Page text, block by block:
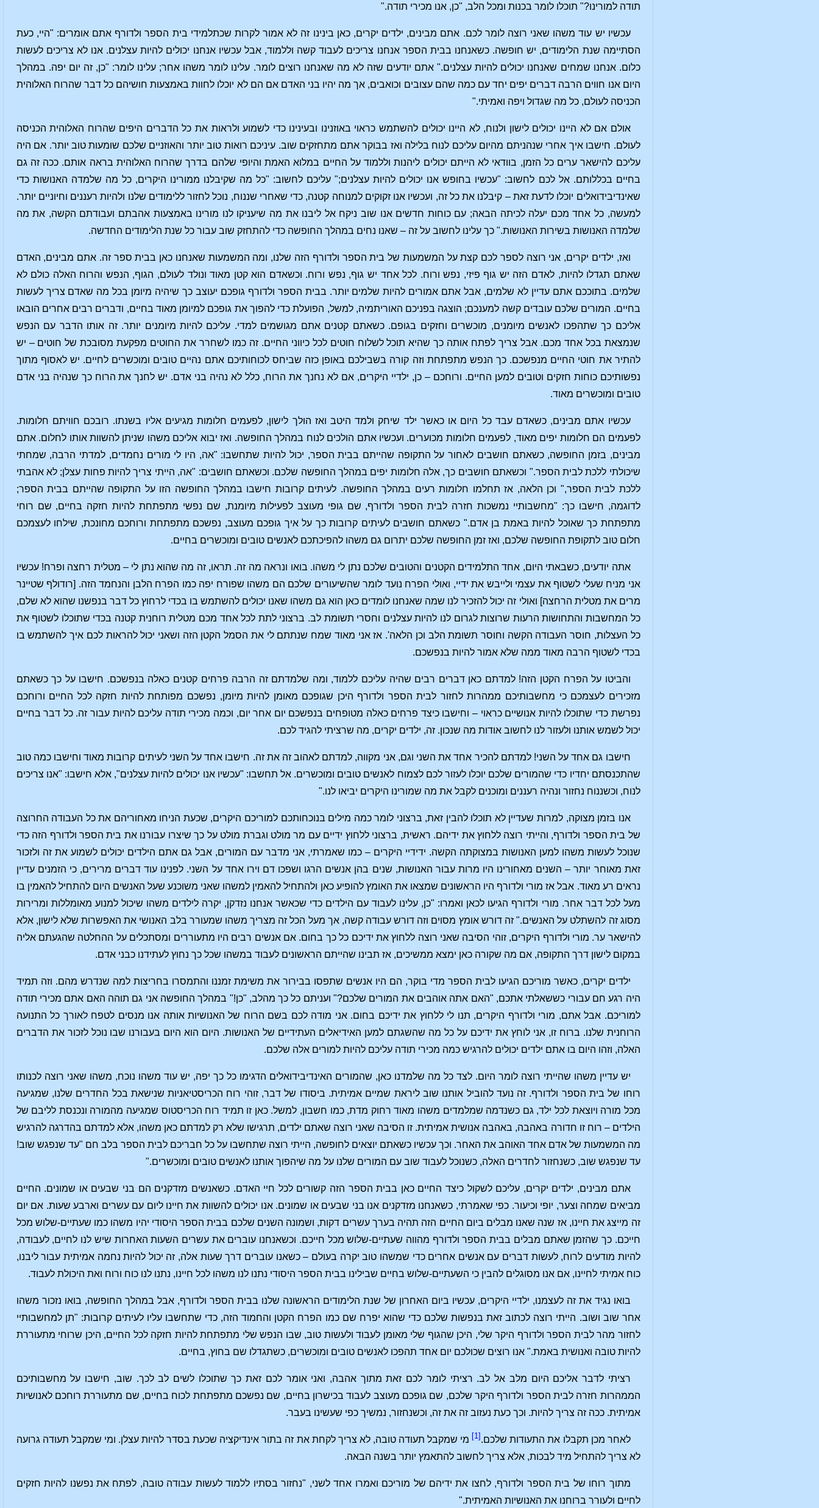
תודה למורינו?" תוכלו לומר בכנות ומכל הלב, "כן, אנו מכירי תודה."
עכשיו יש עוד משהו שאני רוצה לומר לכם. אתם מבינים, ילדים יקרים, כאן בינינו זה לא אמור לקרות שכתלמידי בית הספר ולדורף אתם אומרים: "היי, כעת
הסתיימה שנת הלימודים, יש חופשה. כשאנחנו בבית הספר אנחנו צריכים לעבוד קשה וללמוד, אבל עכשיו אנחנו יכולים להיות עצלנים. אנו לא צריכים לעשות
כלום. אנחנו שמחים שאנחנו יכולים להיות עצלנים." אתם יודעים שזה לא מה שאנחנו רוצים לומר. עלינו לומר משהו אחר; עלינו לומר: "כן, זה יום יפה. במהלך
היום אנו חווים הרבה דברים יפים יחד עם כמה שהם עצובים וכואבים, אך מה יהיו בני האדם אם הם לא יוכלו לחוות באמצעות חושיהם כל דבר שהרוח האלוהית
הכניסה לעולם, כל מה שגדול ויפה ואמיתי."
אולם אם לא היינו יכולים לישון ולנוח, לא היינו יכולים להשתמש כראוי באוזנינו ובעינינו כדי לשמוע ולראות את כל הדברים היפים שהרוח האלוהית הכניסה
לעולם. חישבו איך אחרי שנהניתם מהיום עליכם לנוח בלילה ואז בבוקר אתם מתחזקים שוב. עיניכם רואות טוב יותר והאוזניים שלכם שומעות טוב יותר. אם היה
עליכם להישאר ערים כל הזמן, בוודאי לא הייתם יכולים ליהנות וללמוד על החיים במלוא האמת והיופי שלהם בדרך שהרוח האלוהית בראה אותם. ככה זה גם
בחיים בכללותם. אל לכם לחשוב: "עכשיו בחופש אנו יכולים להיות עצלנים;" עליכם לחשוב: "כל מה שקיבלנו ממורינו היקרים, כל מה שלמדה האנושות כדי
שאינדיבידואלים יוכלו לדעת זאת – קיבלנו את כל זה, ועכשיו אנו זקוקים למנוחה קטנה, כדי שאחרי שננוח, נוכל לחזור ללימודים שלנו ולהיות רעננים וחיוניים יותר.
למעשה, כל אחד מכם יעלה לכיתה הבאה; עם כוחות חדשים אנו שוב ניקח אל ליבנו את מה שיעניקו לנו מורינו באמצעות אהבתם ועבודתם הקשה, את מה
שלמדה האנושות בשירות האנושות." כך עלינו לחשוב על זה – שאנו נחים במהלך החופשה כדי להתחזק שוב עבור כל שנת הלימודים החדשה.
ואז, ילדים יקרים, אני רוצה לספר לכם קצת על המשמעות של בית הספר ולדורף הזה שלנו, ומה המשמעות שאנחנו כאן בבית ספר זה. אתם מבינים, האדם
שאתם תגדלו להיות, לאדם הזה יש גוף פיזי, נפש ורוח. לכל אחד יש גוף, נפש ורוח. וכשאדם הוא קטן מאוד ונולד לעולם, הגוף, הנפש והרוח האלה כולם לא
שלמים. בתוככם אתם עדיין לא שלמים, אבל אתם אמורים להיות שלמים יותר. בבית הספר ולדורף גופכם יעוצב כך שיהיה מיומן בכל מה שאדם צריך לעשות
בחיים. המורים שלכם עובדים קשה למענכם; הוצגה בפניכם האוריתמיה, למשל, הפועלת כדי להפוך את גופכם למיומן מאוד בחיים, ודברים רבים אחרים הובאו
אליכם כך שתהפכו לאנשים מיומנים, מוכשרים וחזקים בגופם. כשאתם קטנים אתם מגושמים למדי. עליכם להיות מיומנים יותר. זה אותו הדבר עם הנפש
שנמצאת בכל אחד מכם. אבל צריך לפתח אותה כך שהיא תוכל לשלוח חוטים לכל כיווני החיים. זה כמו לשחרר את החוטים מפקעת מסובכת של חוטים – יש
להתיר את חוטי החיים מנפשכם. כך הנפש מתפתחת וזה קורה בשבילכם באופן כזה שביחס לכוחותיכם אתם נהיים טובים ומוכשרים לחיים. יש לאסוף מתוך
נפשותיכם כוחות חזקים וטובים למען החיים. ורוחכם – כן, ילדיי היקרים, אם לא נחנך את הרוח, כלל לא נהיה בני אדם. יש לחנך את הרוח כך שנהיה בני אדם
טובים ומוכשרים מאוד.
עכשיו אתם מבינים, כשאדם עבד כל היום או כאשר ילד שיחק ולמד היטב ואז הולך לישון, לפעמים חלומות מגיעים אליו בשנתו. רובכם חוויתם חלומות.
לפעמים הם חלומות יפים מאוד, לפעמים חלומות מכוערים. ועכשיו אתם הולכים לנוח במהלך החופשה. ואז יבוא אליכם משהו שניתן להשוות אותו לחלום. אתם
מבינים, בזמן החופשה, כשאתם חושבים לאחור על התקופה שהייתם בבית הספר, יכול להיות שתחשבו: "אה, היו לי מורים נחמדים, למדתי הרבה, שמחתי
שיכולתי ללכת לבית הספר." וכשאתם חושבים כך, אלה חלומות יפים במהלך החופשה שלכם. וכשאתם חושבים: "אה, הייתי צריך להיות פחות עצלן; לא אהבתי
ללכת לבית הספר," וכן הלאה, אז תחלמו חלומות רעים במהלך החופשה. לעיתים קרובות חישבו במהלך החופשה הזו על התקופה שהייתם בבית הספר;
לדוגמה, חישבו כך: "מחשבותיי נמשכות חזרה לבית הספר ולדורף, שם גופי מעוצב לפעילות מיומנת, שם נפשי מתפתחת להיות חזקה בחיים, שם רוחי
מתפתחת כך שאוכל להיות באמת בן אדם." כשאתם חושבים לעיתים קרובות כך על איך גופכם מעוצב, נפשכם מתפתחת ורוחכם מחונכת, שילחו לעצמכם
חלום טוב לתקופת החופשה שלכם, ואז זמן החופשה שלכם יתרום גם משהו להפיכתכם לאנשים טובים ומוכשרים בחיים.
אתה יודעים, כשבאתי היום, אחד התלמידים הקטנים והטובים שלכם נתן לי משהו. בואו ונראה מה זה. תראו, זה מה שהוא נתן לי – מטלית רחצה ופרח! עכשיו
אני מניח שעלי לשטוף את עצמי ולייבש את ידיי, ואולי הפרח נועד לומר שהשיעורים שלכם הם משהו שפורח יפה כמו הפרח הלבן והנחמד הזה. [רודולף שטיינר
מרים את מטלית הרחצה] ואולי זה יכול להזכיר לנו שמה שאנחנו לומדים כאן הוא גם משהו שאנו יכולים להשתמש בו בכדי לרחוץ כל דבר בנפשנו שהוא לא שלם,
כל המחשבות והתחושות הרעות שרוצות לגרום לנו להיות עצלנים וחסרי תשומת לב. ברצוני לתת לכל אחד מכם מטלית רוחנית קטנה בכדי שתוכלו לשטוף את
כל העצלות, חוסר העבודה הקשה וחוסר תשומת הלב וכן הלאה'. אז אני מאוד שמח שנתתם לי את הסמל הקטן הזה ושאני יכול להראות לכם איך להשתמש בו
בכדי לשטוף הרבה מאוד ממה שלא אמור להיות בנפשכם.
והביטו על הפרח הקטן הזה! למדתם כאן דברים רבים שהיה עליכם ללמוד, ומה שלמדתם זה הרבה פרחים קטנים כאלה בנפשכם. חישבו על כך כשאתם
מזכירים לעצמכם כי מחשבותיכם ממהרות לחזור לבית הספר ולדורף היכן שגופכם מאומן להיות מיומן, נפשכם מפותחת להיות חזקה לכל החיים ורוחכם
נפרשת כדי שתוכלו להיות אנושיים כראוי – וחישבו כיצד פרחים כאלה מטופחים בנפשכם יום אחר יום, וכמה מכירי תודה עליכם להיות עבור זה. כל דבר בחיים
יכול לשמש אותנו ולעזור לנו לחשוב אודות מה שנכון. זה, ילדים יקרים, מה שרציתי להגיד לכם.
חישבו גם אחד על השני! למדתם להכיר אחד את השני וגם, אני מקווה, למדתם לאהוב זה את זה. חישבו אחד על השני לעיתים קרובות מאוד וחישבו כמה טוב
שהתכנסתם יחדיו כדי שהמורים שלכם יוכלו לעזור לכם לצמוח לאנשים טובים ומוכשרים. אל תחשבו: "עכשיו אנו יכולים להיות עצלנים", אלא חישבו: "אנו צריכים
לנוח, וכשננוח נחזור ונהיה רעננים ומוכנים לקבל את מה שמורינו היקרים יביאו לנו."
אנו בזמן מצוקה, למרות שעדיין לא תוכלו להבין זאת, ברצוני לומר כמה מילים בנוכחותכם למוריכם היקרים, שכעת הניחו מאחוריהם את כל העבודה החרוצה
של בית הספר ולדורף, והייתי רוצה ללחוץ את ידיהם. ראשית, ברצוני ללחוץ ידיים עם מר מולט וגברת מולט על כך שיצרו עבורנו את בית הספר ולדורף הזה כדי
שנוכל לעשות משהו למען האנושות במצוקתה הקשה. ידידיי היקרים – כמו שאמרתי, אני מדבר עם המורים, אבל גם אתם הילדים יכולים לשמוע את זה ולזכור
זאת מאוחר יותר – השנים מאחורינו היו מרות עבור האנושות, שנים בהן אנשים הרגו ושפכו דם וירו אחד על השני. לפנינו עוד דברים מרירים, כי הזמנים עדיין
נראים רע מאוד. אבל אז מורי ולדורף היו הראשונים שמצאו את האומץ להופיע כאן ולהתחיל להאמין למשהו שאני משוכנע שעל האנשים היום להתחיל להאמין בו
מעל לכל דבר אחר. מורי ולדורף הגיעו לכאן ואמרו: "כן, עלינו לעבוד עם הילדים כדי שכאשר אנחנו נזדקן, יקרה לילדים משהו שיכול למנוע מאומללות ומרירות
מסוג זה להשתלט על האנשים." זה דורש אומץ מסוים וזה דורש עבודה קשה, אך מעל הכל זה מצריך משהו שמעורר בלב האנושי את האפשרות שלא לישון, אלא
להישאר ער. מורי ולדורף היקרים, זוהי הסיבה שאני רוצה ללחוץ את ידיכם כל כך בחום. אם אנשים רבים היו מתעוררים ומסתכלים על ההחלטה שהגעתם אליה
במקום לישון דרך התקופה, אם מה שקורה כאן ימצא ממשיכים, אז תבינו שהייתם הראשונים לעבוד במשהו שכל כך נחוץ לעתידנו כבני אדם.
ילדים יקרים, כאשר מוריכם הגיעו לבית הספר מדי בוקר, הם היו אנשים שתפסו בבירור את משימת זמננו והתמסרו בחריצות למה שנדרש מהם. וזה תמיד
היה רגע חם עבורי כששאלתי אתכם, "האם אתה אוהבים את המורים שלכם?" ועניתם כל כך מהלב, "כן!" במהלך החופשה אני גם תוהה האם אתם מכירי תודה
למוריכם. אבל אתם, מורי ולדורף היקרים, תנו לי ללחוץ את ידיכם בחום. אני מודה לכם בשם הרוח של האנושיות אותה אנו מנסים לטפח לאורך כל התנועה
הרוחנית שלנו. ברוח זו, אני לוחץ את ידיכם על כל מה שהשגתם למען האידיאלים העתידיים של האנושות. היום הוא היום בעבורנו שבו נוכל לזכור את הדברים
האלה, וזהו היום בו אתם ילדים יכולים להרגיש כמה מכירי תודה עליכם להיות למורים אלה שלכם.
יש עדיין משהו שהייתי רוצה לומר היום. לצד כל מה שלמדנו כאן, שהמורים האינדיבידואלים הדגימו כל כך יפה, יש עוד משהו נוכח, משהו שאני רוצה לכנותו
רוחו של בית הספר ולדורף. זה נועד להוביל אותנו שוב ליראת שמיים אמיתית. ביסודו של דבר, זוהי רוח הכריסטיאניות שנישאת בכל החדרים שלנו, שמגיעה
מכל מורה ויוצאת לכל ילד, גם כשנדמה שמלמדים משהו מאוד רחוק מדת, כמו חשבון, למשל. כאן זו תמיד רוח הכריסטוס שמגיעה מהמורה ונכנסת לליבם של
הילדים – רוח זו חדורה באהבה, באהבה אנושית אמיתית. זו הסיבה שאני רוצה שאתם ילדים, תרגישו שלא רק למדתם כאן משהו, אלא למדתם בהדרגה להרגיש
מה המשמעות של אדם אחד האוהב את האחר. וכך עכשיו כשאתם יוצאים לחופשה, הייתי רוצה שתחשבו על כל חבריכם לבית הספר בלב חם "עד שנפגש שוב!
עד שנפגש שוב, כשנחזור לחדרים האלה, כשנוכל לעבוד שוב עם המורים שלנו על מה שיהפוך אותנו לאנשים טובים ומוכשרים."
אתם מבינים, ילדים יקרים, עליכם לשקול כיצד החיים כאן בבית הספר הזה קשורים לכל חיי האדם. כשאנשים מזדקנים הם בני שבעים או שמונים. החיים
מביאים שמחה וצער, יופי וכיעור. כפי שאמרתי, כשאנחנו מזדקנים אנו בני שבעים או שמונים. אנו יכולים להשוות את חיינו ליום עם עשרים וארבע שעות. אם יום
זה מייצג את חיינו, אז שנה שאנו מבלים ביום החיים הזה תהיה בערך עשרים דקות, ושמונה השנים שלכם בבית הספר היסודי יהיו משהו כמו שעתיים-שלוש מכל
חייכם. כך שהזמן שאתם מבלים בבית הספר ולדורף מהווה שעתיים-שלוש מכל חייכם. וכשאנחנו עוברים את עשרים השעות האחרות שיש לנו לחיים, לעבודה,
להיות מודעים לרוח, לעשות דברים עם אנשים אחרים כדי שמשהו טוב יקרה בעולם – כשאנו עוברים דרך שעות אלה, זה יכול להיות נחמה אמיתית עבור ליבנו,
כוח אמיתי לחיינו, אם אנו מסוגלים להבין כי השעתיים-שלוש בחיים שבילינו בבית הספר היסודי נתנו לנו משהו לכל חיינו, נתנו לנו כוח ורוח ואת היכולת לעבוד.
בואו נגיד את זה לעצמנו, ילדיי היקרים, עכשיו ביום האחרון של שנת הלימודים הראשונה שלנו בבית הספר ולדורף, אבל במהלך החופשה, בואו נזכור משהו
אחר שוב ושוב. הייתי רוצה לכתוב זאת בנפשות שלכם כדי שהוא יפרח שם כמו הפרח הקטן והחמוד הזה, כדי שתחשבו עליו לעיתים קרובות: "תן למחשבותיי
לחזור מהר לבית הספר ולדורף היקר שלי, היכן שהגוף שלי מאומן לעבוד ולעשות טוב, שבו הנפש שלי מתפתחת להיות חזקה לכל החיים, היכן שרוחי מתעוררת
להיות טובה ואנושית באמת." אנו רוצים שכולכם יום אחד תהפכו לאנשים טובים ומוכשרים, כשתגדלו שם בחוץ, בחיים.
רציתי לדבר אליכם היום מלב אל לב. רציתי לומר לכם זאת מתוך אהבה, ואני אומר לכם זאת כך שתוכלו לשים לב לכך. שוב, חישבו על מחשבותיכם
הממהרות חזרה לבית הספר ולדורף היקר שלכם, שם גופכם מעוצב לעבוד בכישרון בחיים, שם נפשכם מתפתחת לכוח בחיים, שם מתעוררת רוחכם לאנושיות
אמיתית. ככה זה צריך להיות. וכך כעת נעזוב זה את זה, וכשנחזור, נמשיך כפי שעשינו בעבר.
לאחר מכן תקבלו את התעודות שלכם. [1]
מי שמקבל תעודה טובה, לא צריך לקחת את זה בתור אינדיקציה שכעת בסדר להיות עצלן. ומי שמקבל תעודה גרועה
לא צריך להתחיל מיד לבכות, אלא צריך לחשוב להתאמץ יותר בשנה הבאה.
מתוך רוחו של בית הספר ולדורף, לחצו את ידיהם של מוריכם ואמרו אחד לשני, "נחזור בסתיו ללמוד לעשות עבודה טובה, לפתח את נפשנו להיות חזקים
לחיים ולעורר ברוחנו את האנושיות האמיתית."